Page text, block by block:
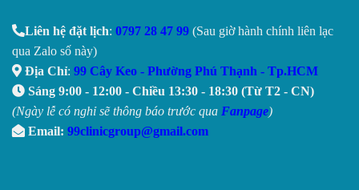
Liên hệ đặt lịch: 0797 28 47 99 (Sau giờ hành chính liên lạc
qua Zalo số này)
Địa Chỉ: 99 Cây Keo - Phường Phú Thạnh - Tp.HCM
Sáng 9:00 - 12:00 - Chiều 13:30 - 18:30 (Từ T2 - CN)
(Ngày lễ có nghỉ sẽ thông báo trước qua Fanpage)
Email: 99clinicgroup@gmail.com